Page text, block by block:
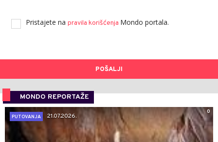
Pristajete na pravila korišćenja Mondo portala.
POŠALJI
MONDO REPORTAŽE
0
PUTOVANJA
21.07.2026.